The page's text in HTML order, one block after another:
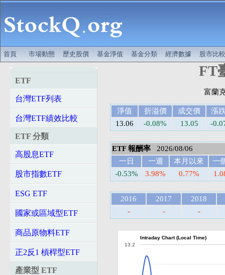
首頁 市場動態 歷史股價 基金淨值 基金分類 經濟數據 股市比較
ETF
台灣ETF列表
台灣ETF績效比較
ETF 分類
高股息ETF
股市指數ETF
ESG ETF
國家或區域型ETF
商品原物料ETF
正2反1 槓桿型ETF
產業型 ETF
FT
淨值 折溢價 成交價
漲
13.06
-0.08% 13.05 -
ETF 報酬率 2026/08/06
一日
一週 本月以來
一
-0.53%
3.98% 0.77%
2016 2017
2018
-
- -
Intraday Chart (Local Time)
13.2